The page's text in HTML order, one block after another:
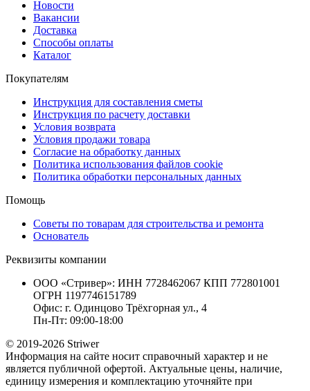
Новости
Вакансии
Доставка
Способы оплаты
Каталог
Покупателям
Инструкция для составления сметы
Инструкция по расчету доставки
Условия возврата
Условия продажи товара
Согласие на обработку данных
Политика использования файлов cookie
Политика обработки персональных данных
Помощь
Советы по товарам для строительства и ремонта
Основатель
Реквизиты компании
ООО «Стривер»: ИНН 7728462067 КПП 772801001
ОГРН 1197746151789
Офис: г. Одинцово Трёхгорная ул., 4
Пн-Пт: 09:00-18:00
© 2019-2026 Striwer
Информация на сайте носит справочный характер и не
является публичной офертой. Актуальные цены, наличие,
единицу измерения и комплектацию уточняйте при